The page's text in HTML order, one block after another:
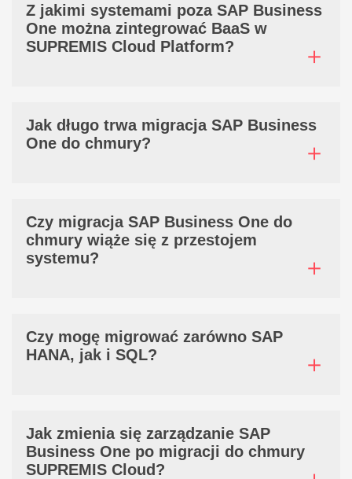
Z jakimi systemami poza SAP Business
One można zintegrować BaaS w
SUPREMIS Cloud Platform?
Jak długo trwa migracja SAP Business
One do chmury?
Czy migracja SAP Business One do
chmury wiąże się z przestojem
systemu?
Czy mogę migrować zarówno SAP
HANA, jak i SQL?
Jak zmienia się zarządzanie SAP
Business One po migracji do chmury
SUPREMIS Cloud?